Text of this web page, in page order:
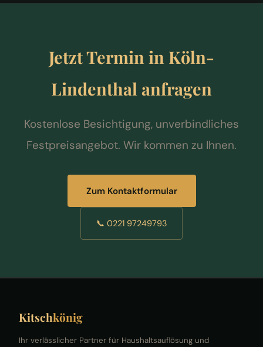
Jetzt Termin in Köln-
Lindenthal anfragen
Kostenlose Besichtigung, unverbindliches
Festpreisangebot. Wir kommen zu Ihnen.
Zum Kontaktformular
📞 0221 97249793
Kitschkönig
Ihr verlässlicher Partner für Haushaltsauflösung und